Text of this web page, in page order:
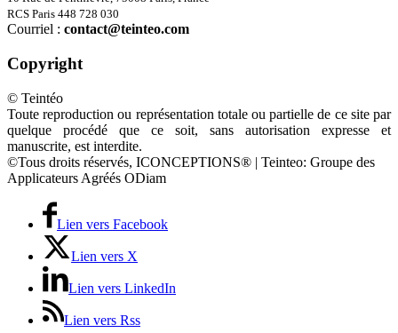
RCS Paris 448 728 030
Courriel : contact@teinteo.com
Copyright
© Teintéo
Toute reproduction ou représentation totale ou partielle de ce site par
quelque procédé que ce soit, sans autorisation expresse et
manuscrite, est interdite.
©Tous droits réservés, ICONCEPTIONS® | Teinteo: Groupe des
Applicateurs Agréés ODiam
Lien vers Facebook
Lien vers X
Lien vers LinkedIn
Lien vers Rss